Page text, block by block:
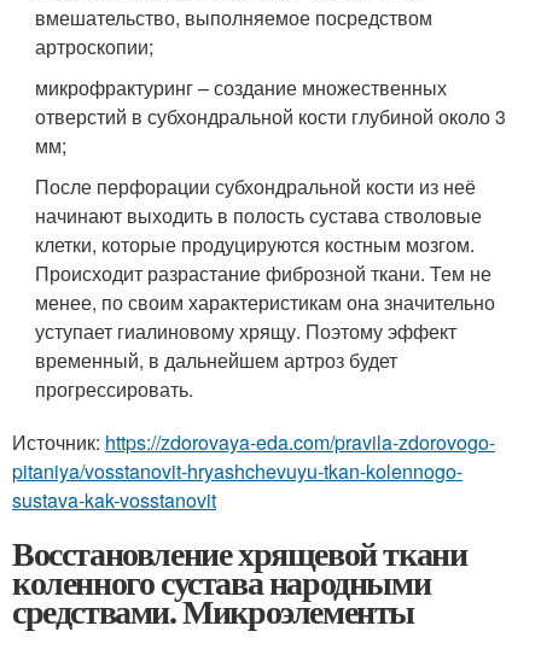
вмешательство, выполняемое посредством
артроскопии;
микрофрактуринг – создание множественных
отверстий в субхондральной кости глубиной около 3
мм;
После перфорации субхондральной кости из неё
начинают выходить в полость сустава стволовые
клетки, которые продуцируются костным мозгом.
Происходит разрастание фиброзной ткани. Тем не
менее, по своим характеристикам она значительно
уступает гиалиновому хрящу. Поэтому эффект
временный, в дальнейшем артроз будет
прогрессировать.
Источник: https://zdorovaya-eda.com/pravila-zdorovogo-
pitaniya/vosstanovit-hryashchevuyu-tkan-kolennogo-
sustava-kak-vosstanovit
Восстановление хрящевой ткани
коленного сустава народными
средствами. Микроэлементы